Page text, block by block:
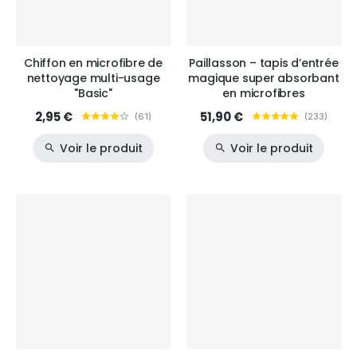
Chiffon en microfibre de
nettoyage multi-usage
"Basic"
2,95 € (61)
Voir le produit
Paillasson – tapis d’entrée
magique super absorbant
en microfibres
51,90 € (233)
Voir le produit